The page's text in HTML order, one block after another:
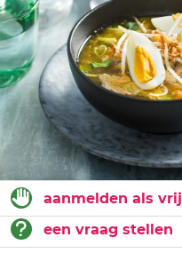
aanmelden als
een vraag stellen